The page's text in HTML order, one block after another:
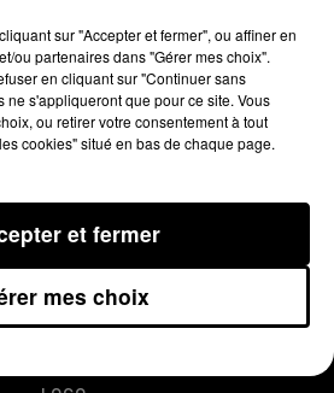
LÉGALES
GÉNÉRALES D’UTILISATION
sur "Accepter et fermer", ou affiner en
ou partenaires dans "Gérer mes choix".
en cliquant sur "Continuer sans
ne s'appliqueront que pour ce site. Vous
ou retirer votre consentement à tout
cookies" situé en bas de chaque page.
mes choix
et fermer